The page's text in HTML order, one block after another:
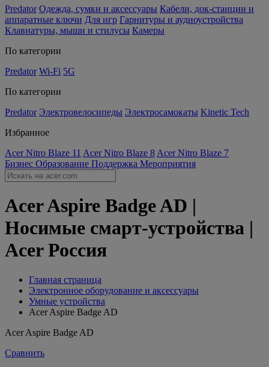
Predator Одежда, сумки и аксессуары Кабели, док-станции и
аппаратные ключи Для игр Гарнитуры и аудиоустройства
Клавиатуры, мыши и стилусы Камеры
По категории
Predator Wi-Fi 5G
По категории
Predator Электровелосипеды Электросамокаты Kinetic Tech
Избранное
Acer Nitro Blaze 11 Acer Nitro Blaze 8 Acer Nitro Blaze 7
Бизнес Образование Поддержка Мероприятия
Acer Aspire Badge AD |
Носимые смарт-устройства |
Acer Россия
Главная страница
Электронное оборудование и аксессуары
Умные устройства
Acer Aspire Badge AD
Acer Aspire Badge AD
Сравнить